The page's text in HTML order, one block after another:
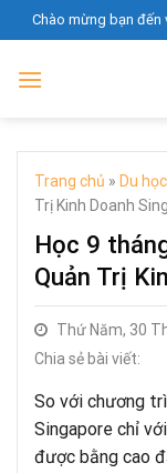
to
content
Chào mừng bạn đến
Trang chủ » Du học
Trị Kinh Doanh
Học 9
Quản Trị
Thứ Năm, 30
Chia sẻ bài viết:
So với chương
Singapore chỉ
được bằng cao